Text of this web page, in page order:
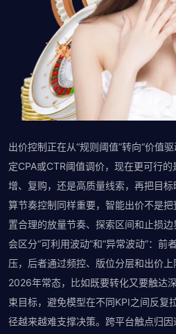
出价控制正在从“规则阈值”转向“价值
定CPA或CTR阈值调价，现在更可行
增、复购，还是高质量线索，再把目
算节奏控制同样重要，智能出价不是
置合理的放量节奏、探索区间和止损
会区分“可利用波动”和“异常波动”：前
压，后者通过频控、版位分层和出价
2026年常态，比如既要转化又要触达
束目标，避免模型在不同KPI之间反复
径越来越难支撑决策。跨平台触点归